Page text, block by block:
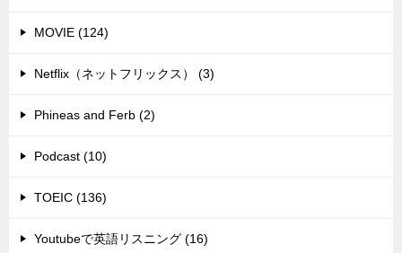
MOVIE (124)
Netflix（ネットフリックス） (3)
Phineas and Ferb (2)
Podcast (10)
TOEIC (136)
Youtubeで英語リスニング (16)